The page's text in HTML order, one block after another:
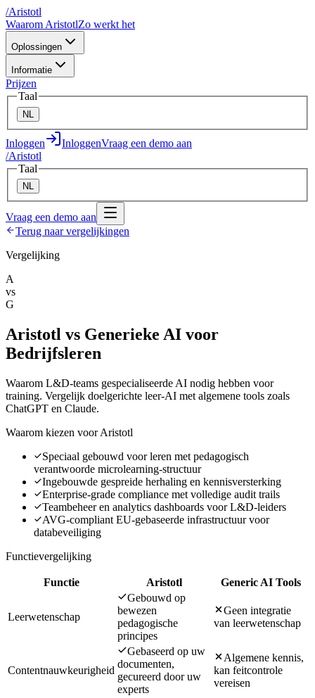
/Aristotl
Waarom AristotlZo werkt het
Oplossingen
Informatie
Prijzen
Taal
NL
Inloggen InloggenVraag een demo aan
/Aristotl
Taal
NL
Vraag een demo aan
Terug naar vergelijkingen
Vergelijking
A
vs
G
Aristotl vs Generieke AI voor
Bedrijfsleren
Waarom L&D-teams gespecialiseerde AI nodig hebben voor
training. Vergelijk doelgerichte leer-AI met algemene tools zoals
ChatGPT en Claude.
Waarom kiezen voor Aristotl
Speciaal gebouwd voor leren met pedagogisch
verantwoorde microlearning-structuur
Ingebouwde gespreide herhaling en kennisversterking
Enterprise-grade compliance met volledige audit trails
Teambeheer en analytics dashboards voor L&D-leiders
AVG-compliant EU-gebaseerde infrastructuur voor
databeveiliging
Functievergelijking
Functie Aristotl Generic AI Tools
Leerwetenschap
Gebouwd op
bewezen
pedagogische
principes
Geen integratie
van leerwetenschap
Contentnauwkeurigheid
Gebaseerd op uw
documenten,
gecureerd door uw
experts
Algemene kennis,
kan feitcontrole
vereisen